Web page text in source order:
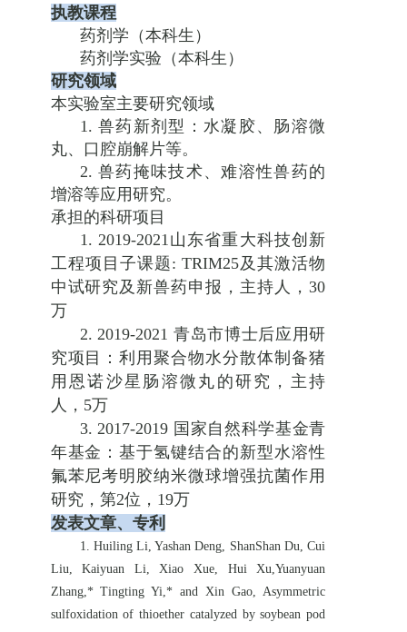
执教课程
药剂学（本科生）
药剂学实验（本科生）
研究领域
本实验室主要研究领域
1. 兽药新剂型：水凝胶、肠溶微
丸、口腔崩解片等。
2. 兽药掩味技术、难溶性兽药的
增溶等应用研究。
承担的科研项目
1. 2019-2021山东省重大科技创新
工程项目子课题: TRIM25及其激活物
中试研究及新兽药申报，主持人，30
万
2. 2019-2021 青岛市博士后应用研
究项目：利用聚合物水分散体制备猪
用恩诺沙星肠溶微丸的研究，主持
人， 5万
3. 2017-2019 国家自然科学基金青
年基金：基于氢键结合的新型水溶性
氟苯尼考明胶纳米微球增强抗菌作用
研究，第2位， 19万
发表文章、专利
1. Huiling Li, Yashan Deng, ShanShan Du, Cui
Liu, Kaiyuan Li, Xiao Xue, Hui Xu,Yuanyuan
Zhang,* Tingting Yi,* and Xin Gao, Asymmetric
sulfoxidation of thioether catalyzed by soybean pod